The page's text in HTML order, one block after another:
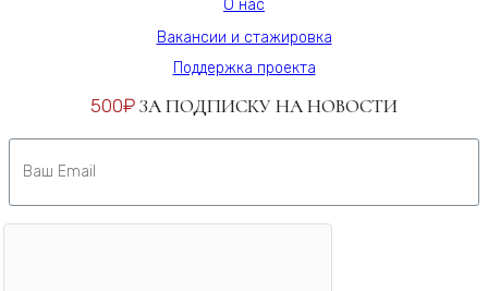
О нас
Вакансии и стажировка
Поддержка проекта
500₽ ЗА ПОДПИСКУ НА НОВОСТИ